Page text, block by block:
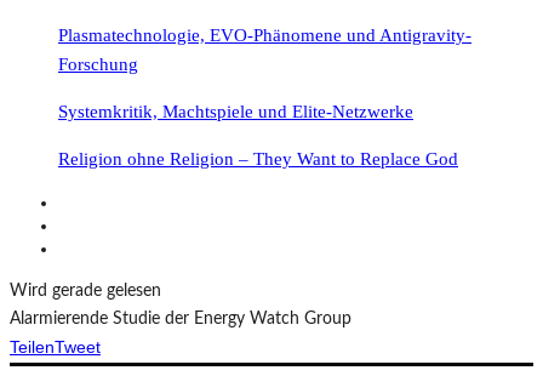
Plasmatechnologie, EVO-Phänomene und Antigravity-
Forschung
Systemkritik, Machtspiele und Elite-Netzwerke
Religion ohne Religion – They Want to Replace God
Wird gerade gelesen
Alarmierende Studie der Energy Watch Group
TeilenTweet